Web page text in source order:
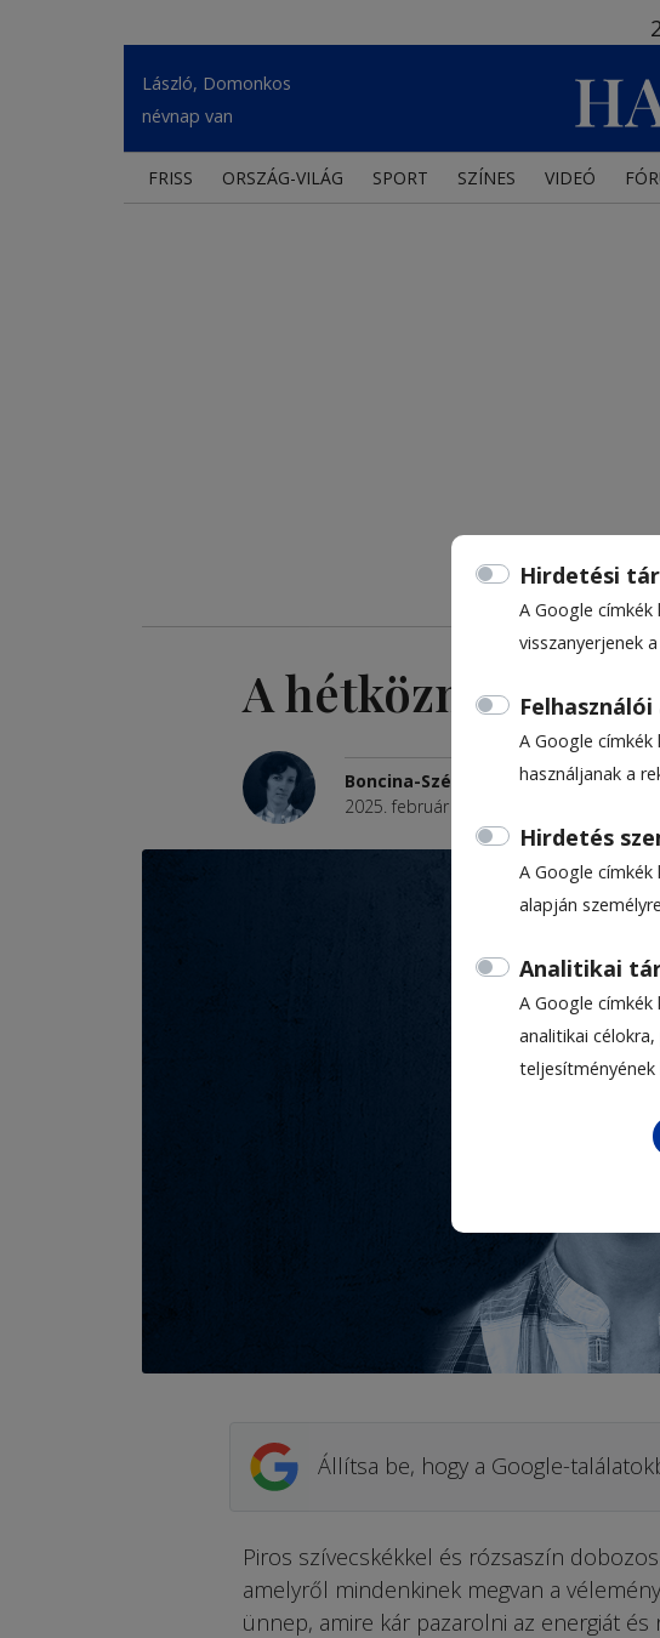
Hirdetési
A Google
visszanyerjenek
A Google
használjanak a
Hirdetés
A Google címkék
alapján
Analitikai
A Google
analitikai
teljesítményének
László, Domonkos
névnap van
FRISS ORSZÁG-VILÁG SPORT SZÍNES VIDEÓ
A hétköznapokon
Boncina-Székely Szidónia
2025. február 12., 9:35
Állítsa be, hogy a Google-
Piros szívecskékkel és rózsaszín
amelyről mindenkinek megvan a
ünnep, amire kár pazarolni az energiát